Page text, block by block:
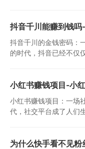
抖音千川能赚到钱吗
抖音千川的金钱密码：
的时代，抖音已经不仅
小红书赚钱项目-小
小红书赚钱项目：一场
代，社交平台成了人们
为什么快手看不见